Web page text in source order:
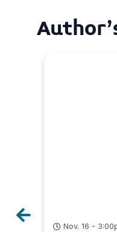
Nov. 16 -